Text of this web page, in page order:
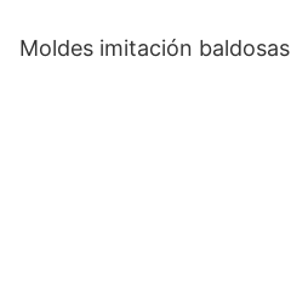
Moldes imitación baldosas